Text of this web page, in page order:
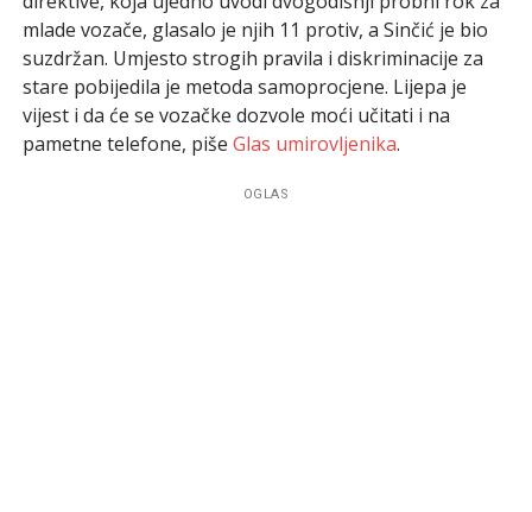
mlade vozače, glasalo je njih 11 protiv, a Sinčić je bio
suzdržan. Umjesto strogih pravila i diskriminacije za
stare pobijedila je metoda samoprocjene. Lijepa je
vijest i da će se vozačke dozvole moći učitati i na
pametne telefone, piše Glas umirovljenika.
OGLAS